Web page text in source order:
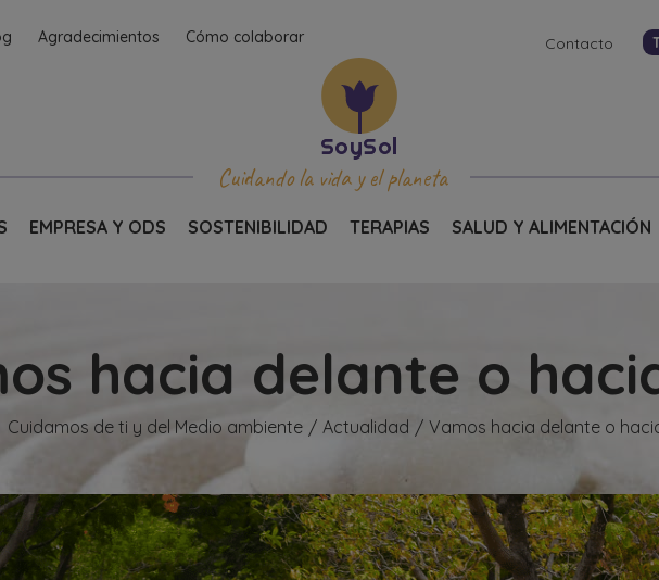
Agradecimientos Cómo colaborar Contacto
Cuidando la vida y el planeta
EMPRESA Y ODS SOSTENIBILIDAD TERAPIAS SALUD Y ALIMENTACIÓN
hacia delante o
Cuidamos de ti y del Medio ambiente / Actualidad / Vamos hacia delante o